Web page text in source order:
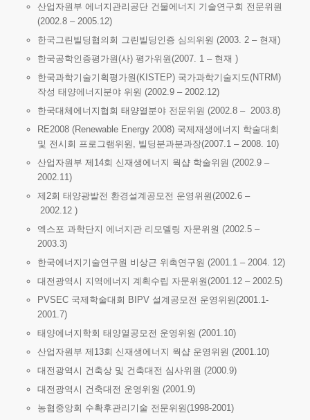
산업자원부 에너지관리공단 건물에너지 기술연구회 전문위원
(2002.8 – 2005.12)
한국그린빌딩협의회 그린빌딩인증 심의위원 (2003. 2 – 현재)
한국공학인증평가원(사) 평가위원(2007. 1 – 현재 )
한국과학기술기획평가원(KISTEP) 국가과학기술지도(NTRM)
작성 태양에너지분야 위원 (2002.9 – 2002.12)
한국대체에너지협회 태양열분야 전문위원 (2002.8 – 2003.8)
RE2008 (Renewable Energy 2008) 국제재생에너지 학술대회
및 전시회 프로그램위원, 빌딩분과분과장(2007.1 – 2008. 10)
산업자원부 제14회 신재생에너지 웍샵 학술위원 (2002.9 –
2002.11)
제2회 태양광발전 환경설계공모전 운영위원(2002.6 –
2002.12 )
엑스포 과학단지 에너지관 리모델링 자문위원 (2002.5 –
2003.3)
한국에너지기술연구원 비상근 위촉연구원 (2001.1 – 2004. 12)
대전광역시 지역에너지 계획수립 자문위원(2001.12 – 2002.5)
PVSEC 국제학술대회 BIPV 설계공모전 운영위원(2001.1-
2001.7)
태양에너지학회 태양열공모전 운영위원 (2001.10)
산업자원부 제13회 신재생에너지 웍샵 운영위원 (2001.10)
대전광역시 건축상 및 건축대전 심사위원 (2000.9)
대전광역시 건축대전 운영위원 (2001.9)
농협중앙회 수확후관리기술 전문위원(1998-2001)